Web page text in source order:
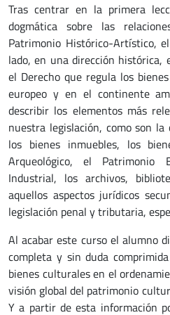
Tras centrar en la primera
dogmática sobre las
Patrimonio Histórico-Artístico,
lado, en una dirección histórica,
el Derecho que regula los
europeo y en el continente
describir los elementos más
nuestra legislación, como son
los bienes inmuebles, los
Arqueológico, el Patrimonio
Industrial, los archivos,
aquellos aspectos jurídicos
legislación penal y tributaria,
Al acabar este curso el alumno
completa y sin duda
bienes culturales en el
visión global del patrimonio
Y a partir de esta información